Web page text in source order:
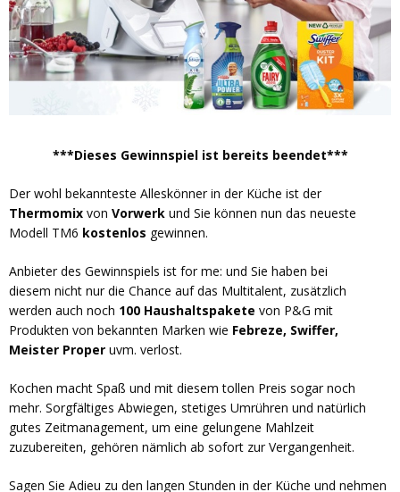
***Dieses Gewinnspiel ist bereits beendet***
Der wohl bekannteste Alleskönner in der Küche ist der
Thermomix von Vorwerk und Sie können nun das neueste
Modell TM6 kostenlos gewinnen.
Anbieter des Gewinnspiels ist for me: und Sie haben bei
diesem nicht nur die Chance auf das Multitalent, zusätzlich
werden auch noch 100 Haushaltspakete von P&G mit
Produkten von bekannten Marken wie Febreze, Swiffer,
Meister Proper uvm. verlost.
Kochen macht Spaß und mit diesem tollen Preis sogar noch
mehr. Sorgfältiges Abwiegen, stetiges Umrühren und natürlich
gutes Zeitmanagement, um eine gelungene Mahlzeit
zuzubereiten, gehören nämlich ab sofort zur Vergangenheit.
Sagen Sie Adieu zu den langen Stunden in der Küche und nehmen